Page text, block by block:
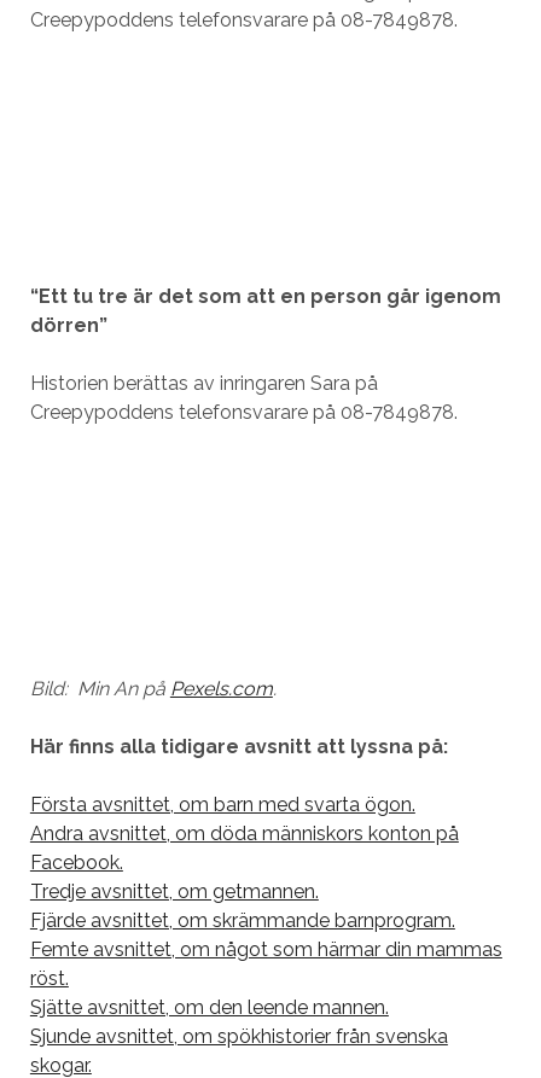
Creepypoddens telefonsvarare på 08-7849878.
“Ett tu tre är det som att en person går igenom
dörren”
Historien berättas av inringaren Sara på
Creepypoddens telefonsvarare på 08-7849878.
Bild: Min An på Pexels.com.
Här finns alla tidigare avsnitt att lyssna på:
Första avsnittet, om barn med svarta ögon.
Andra avsnittet, om döda människors konton på
Facebook.
Tredje avsnittet, om getmannen.
Fjärde avsnittet, om skrämmande barnprogram.
Femte avsnittet, om något som härmar din mammas
röst.
Sjätte avsnittet, om den leende mannen.
Sjunde avsnittet, om spökhistorier från svenska
skogar.